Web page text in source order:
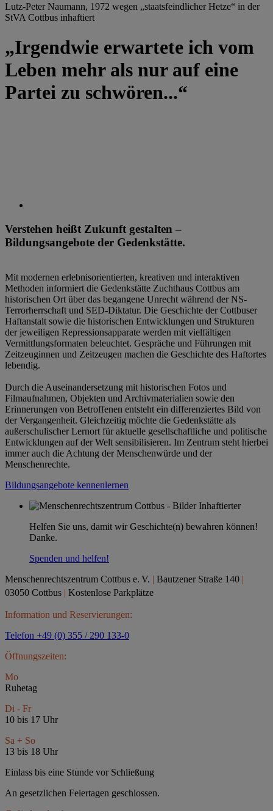
Lutz-Peter Naumann, 1972 wegen „staatsfeindlicher Hetze“ in der
StVA Cottbus inhaftiert
„Irgendwie erwartete ich vom
Leben mehr als nur auf eine
Partei zu schwören...“
Verstehen heißt Zukunft gestalten –
Bildungsangebote der Gedenkstätte.
Mit modernen erlebnisorientierten, kreativen und interaktiven
Methoden informiert die Gedenkstätte Zuchthaus Cottbus am
historischen Ort über das begangene Unrecht während der NS-
Terrorherrschaft und SED-Diktatur. Die Geschichte der Cottbuser
Haftanstalt sowie die historischen Entwicklungen und Strukturen
der jeweiligen Repressionsapparate werden mit vielfältigen
Vermittlungsformaten beleuchtet. Gespräche und Führungen mit
Zeitzeuginnen und Zeitzeugen machen die Geschichte des Haftortes
lebendig.
Durch die Auseinandersetzung mit historischen Fotos und
Filmaufnahmen, Objekten und Archivmaterialien sowie den
Erinnerungen von Betroffenen entsteht ein differenziertes Bild von
der Vergangenheit. Gleichzeitig möchte die Gedenkstätte als
außerschulischer Lernort für aktuelle gesellschaftliche und politische
Entwicklungen auf der Welt sensibilisieren. Im Zentrum steht hierbei
immer auch die Achtung der Menschenwürde und der
Menschenrechte.
Bildungsangebote kennenlernen
Helfen Sie uns, damit wir Geschichte(n) bewahren können!
Danke.
Spenden und helfen!
Menschenrechtszentrum Cottbus e. V. | Bautzener Straße 140 |
03050 Cottbus | Kostenlose Parkplätze
Information und Reservierungen:
Telefon +49 (0) 355 / 290 133-0
Öffnungszeiten:
Mo
Ruhetag
Di - Fr
10 bis 17 Uhr
Sa + So
13 bis 18 Uhr
Einlass bis eine Stunde vor Schließung
An gesetzlichen Feiertagen geschlossen.